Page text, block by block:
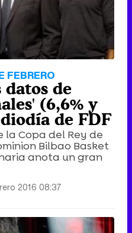
FEBRERO
datos de
(6,6% y
de FDF
la Copa del Rey de
Bilbao Basket
anota un gran
2016 08:37